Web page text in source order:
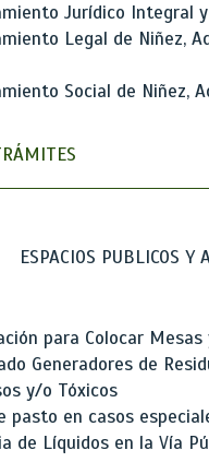
Jurídico Integral
Legal de Niñez,
Social de Niñez,
ESPACIOS PUBLICOS Y
para Colocar Mesas
Generadores de
y/o Tóxicos
pasto en casos
de Líquidos en la Vía